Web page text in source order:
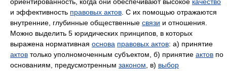
и эффективность правовых актов . С их помощью отражаются
внутренние, глубинные общественные связи и отношения.
Можно выделить 5 юридических принципов, в которых
выражена нормативная основа правовых актов: а) принятие
актов только уполномоченным субъектом, б) принятие актов по
основаниям, предусмотренным законом , в) выбор